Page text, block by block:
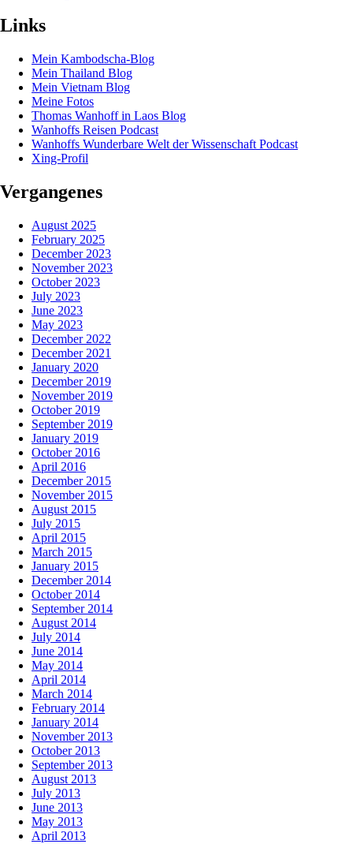
Links
Mein Kambodscha-Blog
Mein Thailand Blog
Mein Vietnam Blog
Meine Fotos
Thomas Wanhoff in Laos Blog
Wanhoffs Reisen Podcast
Wanhoffs Wunderbare Welt der Wissenschaft Podcast
Xing-Profil
Vergangenes
August 2025
February 2025
December 2023
November 2023
October 2023
July 2023
June 2023
May 2023
December 2022
December 2021
January 2020
December 2019
November 2019
October 2019
September 2019
January 2019
October 2016
April 2016
December 2015
November 2015
August 2015
July 2015
April 2015
March 2015
January 2015
December 2014
October 2014
September 2014
August 2014
July 2014
June 2014
May 2014
April 2014
March 2014
February 2014
January 2014
November 2013
October 2013
September 2013
August 2013
July 2013
June 2013
May 2013
April 2013